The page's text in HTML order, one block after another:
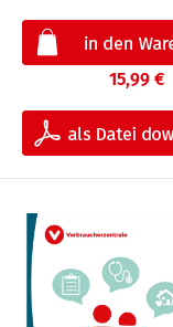
15,99 €